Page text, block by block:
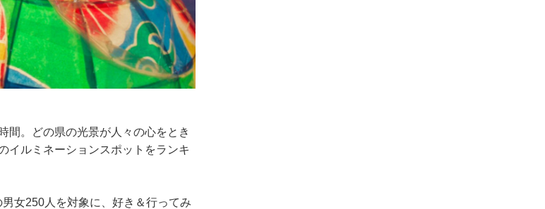
間。どの県の光景が人々の心をとき
イルミネーションスポットをランキ
女250人を対象に、好き＆行ってみ